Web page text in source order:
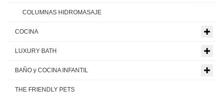
COLUMNAS HIDROMASAJE
COCINA
LUXURY BATH
BAÑO y COCINA INFANTIL
THE FRIENDLY PETS